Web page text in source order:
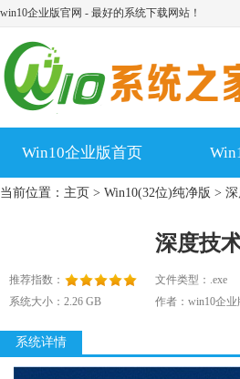
win10企业版官网 - 最好的系统下载网站！
Win10企业版首页
当前位置： 主页 > Win10(32位)纯净版 > 深
深度技
推荐指数： 文件类型：.exe
系统大小：2.26 GB
作者：win10企
系统详情